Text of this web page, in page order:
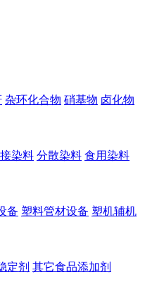
杂环化合物 硝基物 卤化物
染料 分散染料 食用染料
备 塑料管材设备 塑机辅机
定剂 其它食品添加剂